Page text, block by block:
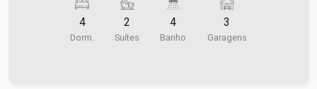
ambientes com piso de madeira; - Sacada; -
Cozinha grande com armários e despensa; -
Copa; - Lavabo; - Banheiro social; - Área de
4
Dorm.
2
Suítes
4
Banho
3
Garagens